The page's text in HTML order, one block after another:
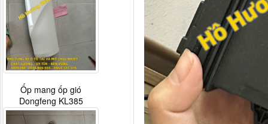
Ốp mang ốp gió
Dongfeng KL385